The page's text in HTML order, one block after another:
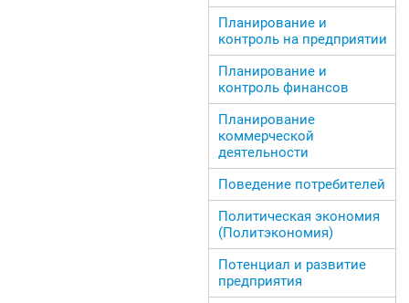
Планирование и
контроль на предприятии
Планирование и
контроль финансов
Планирование
коммерческой
деятельности
Поведение потребителей
Политическая экономия
(Политэкономия)
Потенциал и развитие
предприятия